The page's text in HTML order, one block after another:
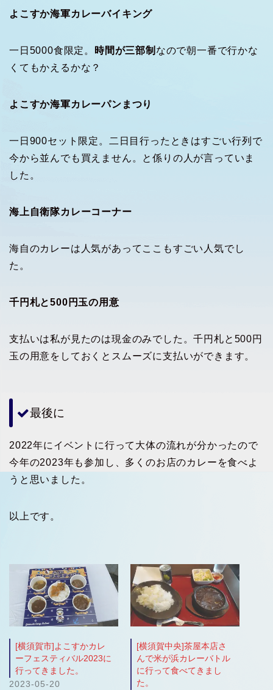
よこすか海軍カレーバイキング
一日5000食限定。 時間が三部制 なので朝一番で行かな
くてもかえるかな？
よこすか海軍カレーパンまつり
一日900セット限定。二日目行ったときはすごい行列で
今から並んでも買えません。と係りの人が言っていま
した。
海上自衛隊カレーコーナー
海自のカレーは人気があってここもすごい人気でし
た。
千円札と500円玉の用意
支払いは私が見たのは現金のみでした。千円札と500円
玉の用意をしておくとスムーズに支払いができます。
最後に
2022年にイベントに行って大体の流れが分かったので
今年の2023年も参加し、多くのお店のカレーを食べよ
うと思いました。
以上です。
[横須賀市]よこすかカレ
ーフェスティバル2023に
行ってきました。
2023-05-20
[横須賀中央]茶屋本店さ
んで米が浜カレーバトル
に行って食べてきまし
た。